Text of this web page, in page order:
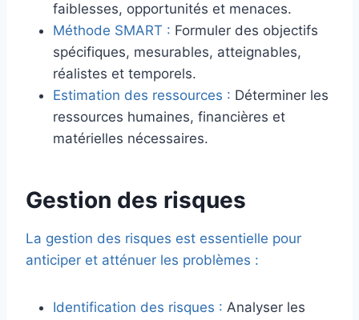
faiblesses, opportunités et menaces.
Méthode SMART : Formuler des objectifs
spécifiques, mesurables, atteignables,
réalistes et temporels.
Estimation des ressources : Déterminer les
ressources humaines, financières et
matérielles nécessaires.
Gestion des risques
La gestion des risques est essentielle pour
anticiper et atténuer les problèmes :
Identification des risques : Analyser les